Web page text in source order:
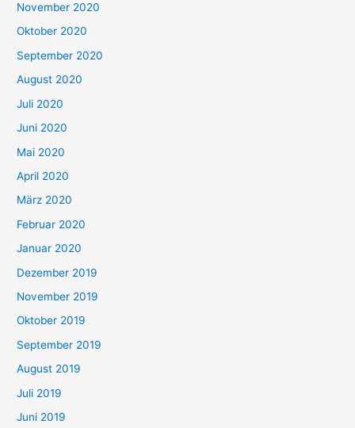
November 2020
Oktober 2020
September 2020
August 2020
Juli 2020
Juni 2020
Mai 2020
April 2020
März 2020
Februar 2020
Januar 2020
Dezember 2019
November 2019
Oktober 2019
September 2019
August 2019
Juli 2019
Juni 2019